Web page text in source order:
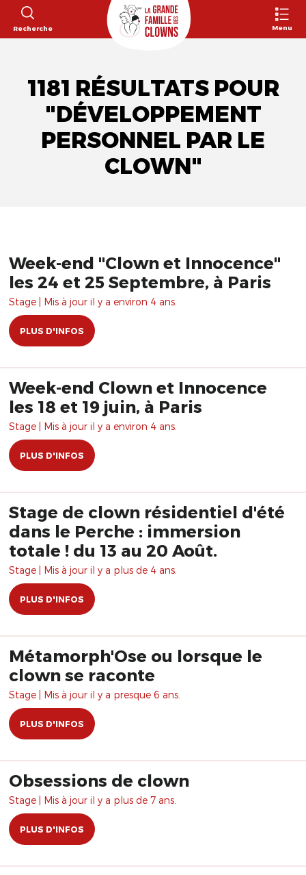
Recherche Menu
1181 RÉSULTATS POUR
"DÉVELOPPEMENT
PERSONNEL PAR LE
CLOWN"
Week-end "Clown et Innocence"
les 24 et 25 Septembre, à Paris
Stage | Mis à jour il y a environ 4 ans.
PLUS D'INFOS
Week-end Clown et Innocence
les 18 et 19 juin, à Paris
Stage | Mis à jour il y a environ 4 ans.
PLUS D'INFOS
Stage de clown résidentiel d'été
dans le Perche : immersion
totale ! du 13 au 20 Août.
Stage | Mis à jour il y a plus de 4 ans.
PLUS D'INFOS
Métamorph'Ose ou lorsque le
clown se raconte
Stage | Mis à jour il y a presque 6 ans.
PLUS D'INFOS
Obsessions de clown
Stage | Mis à jour il y a plus de 7 ans.
PLUS D'INFOS